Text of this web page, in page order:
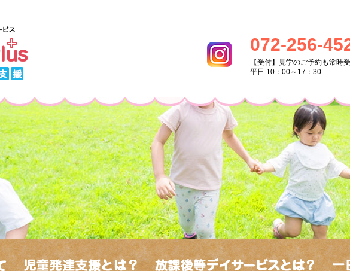
072-256-
【受付】見学のご予約も常時
平日 10：00～17：30